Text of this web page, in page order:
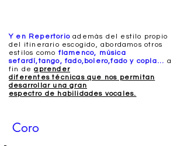
Y en Repertorio además del estilo propio
del itinerario escogido, abordamos otros
estilos como flamenco, música
sefardí,tango, fado,bolero,fado y copla... a
fin deaprender
diferentes técnicas que nos permitan
desarrollar una gran
espectro de habilidades vocales.
Coro